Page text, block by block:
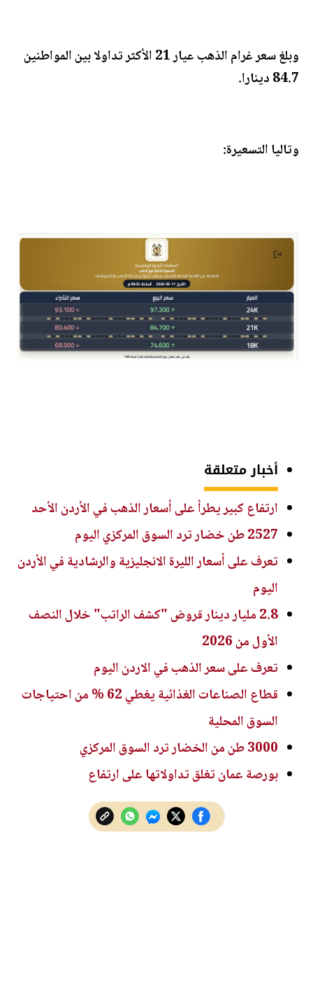
وبلغ سعر غرام الذهب عيار 21 الأكثر تداولا بين المواطنين
84.7 دينارا.
وتاليا التسعيرة:
أخبار متعلقة
ارتفاع كبير يطرأ على أسعار الذهب في الأردن الأحد
2527 طن خضار ترد السوق المركزي اليوم
تعرف على أسعار الليرة الانجليزية والرشادية في الأردن
اليوم
2.8 مليار دينار قروض "كشف الراتب" خلال النصف
الأول من 2026
تعرف على سعر الذهب في الاردن اليوم
قطاع الصناعات الغذائية يغطي 62 % من احتياجات
السوق المحلية
3000 طن من الخضار ترد السوق المركزي
بورصة عمان تغلق تداولاتها على ارتفاع